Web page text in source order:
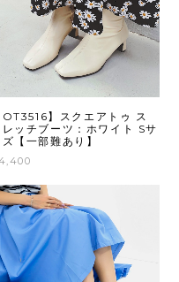
OT3516】スクエアトゥ ス
レッチブーツ：ホワイト Sサ
ズ【一部難あり】